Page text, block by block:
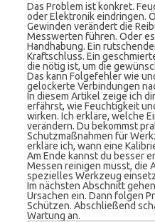
Das Problem ist konkret.
oder Elektronik eindringen.
Gewinden verändert die
Messwerten führen. Oder
Handhabung. Ein
Kraftschluss. Ein
die nötig ist, um die
Das kann Folgefehler wie
gelockerte Verbindungen
In diesem Artikel zeige ich
erfährst, wie Feuchtigkeit
wirken. Ich erkläre, welche
verändern. Du bekommst
Schutzmaßnahmen für
erkläre ich, wann eine
Am Ende kannst du besser
Messen reinigen musst, die
spezielles Werkzeug
Im nächsten Abschnitt
Ursachen ein. Dann folgen
Schützen. Abschließend
Wartung an.